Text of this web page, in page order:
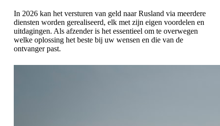
In 2026 kan het versturen van geld naar Rusland via meerdere
diensten worden gerealiseerd, elk met zijn eigen voordelen en
uitdagingen. Als afzender is het essentieel om te overwegen
welke oplossing het beste bij uw wensen en die van de
ontvanger past.